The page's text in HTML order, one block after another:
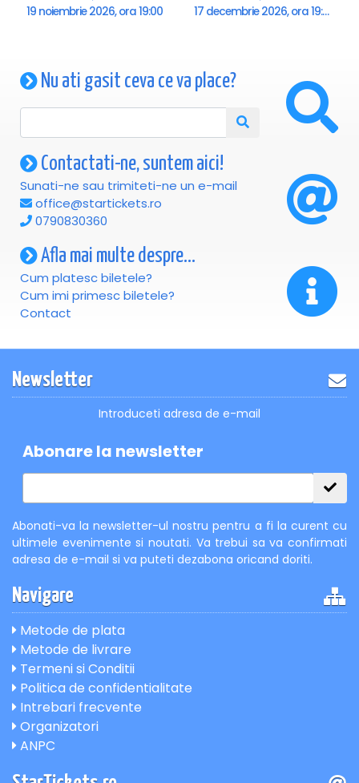
19 noiembrie 2026, ora 19:00 17 decembrie 2026, ora 19:00
Nu ati gasit ceva ce va place?
Contactati-ne, suntem aici!
Sunati-ne sau trimiteti-ne un e-mail
office@startickets.ro
0790830360
Afla mai multe despre...
Cum platesc biletele?
Cum imi primesc biletele?
Contact
Newsletter
Introduceti adresa de e-mail
Abonare la newsletter
Abonati-va la newsletter-ul nostru pentru a fi la curent cu
ultimele evenimente si noutati. Va trebui sa va confirmati
adresa de e-mail si va puteti dezabona oricand doriti.
Navigare
Metode de plata
Metode de livrare
Termeni si Conditii
Politica de confidentialitate
Intrebari frecvente
Organizatori
ANPC